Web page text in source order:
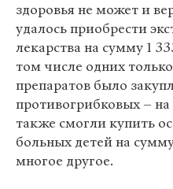
здоровья не может и
удалось приобрести
лекарства на сумму 1
том числе одних
препаратов было
противогрибковых –
также смогли купить
больных детей на
многое другое.